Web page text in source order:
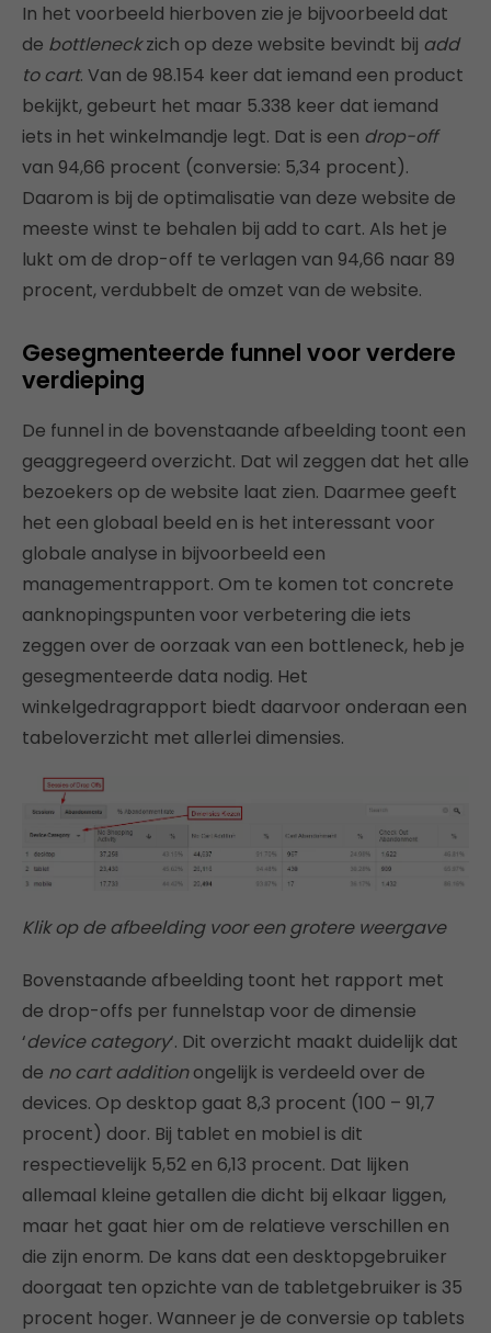
In het voorbeeld hierboven zie je bijvoorbeeld dat
de bottleneckzich op deze website bevindt bij add
to cart. Van de 98.154 keer dat iemand een product
bekijkt, gebeurt het maar 5.338 keer dat iemand
iets in het winkelmandje legt. Dat is een drop-off
van 94,66 procent (conversie: 5,34 procent).
Daarom is bij de optimalisatie van deze website de
meeste winst te behalen bij add to cart. Als het je
lukt om de drop-off te verlagen van 94,66 naar 89
procent, verdubbelt de omzet van de website.
Gesegmenteerde funnel voor verdere
verdieping
De funnel in de bovenstaande afbeelding toont een
geaggregeerd overzicht. Dat wil zeggen dat het alle
bezoekers op de website laat zien. Daarmee geeft
het een globaal beeld en is het interessant voor
globale analyse in bijvoorbeeld een
managementrapport. Om te komen tot concrete
aanknopingspunten voor verbetering die iets
zeggen over de oorzaak van een bottleneck, heb je
gesegmenteerde data nodig. Het
winkelgedragrapport biedt daarvoor onderaan een
tabeloverzicht met allerlei dimensies.
Klik op de afbeelding voor een grotere weergave
Bovenstaande afbeelding toont het rapport met
de drop-offs per funnelstap voor de dimensie
‘device category‘. Dit overzicht maakt duidelijk dat
de no cart additionongelijk is verdeeld over de
devices. Op desktop gaat 8,3 procent (100 – 91,7
procent) door. Bij tablet en mobiel is dit
respectievelijk 5,52 en 6,13 procent. Dat lijken
allemaal kleine getallen die dicht bij elkaar liggen,
maar het gaat hier om de relatieve verschillen en
die zijn enorm. De kans dat een desktopgebruiker
doorgaat ten opzichte van de tabletgebruiker is 35
procent hoger. Wanneer je de conversie op tablets